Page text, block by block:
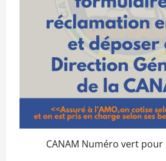
CANAM Numéro vert